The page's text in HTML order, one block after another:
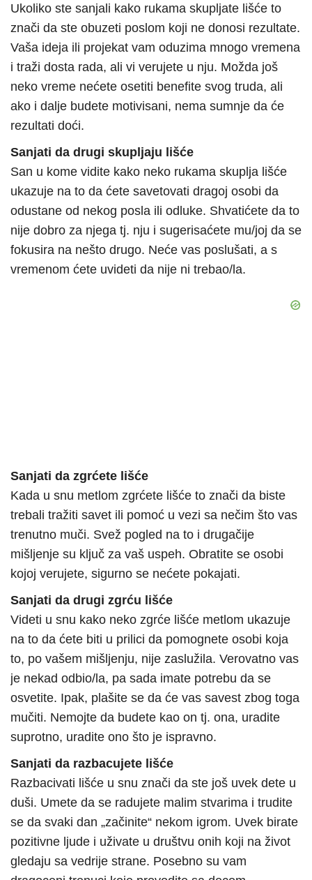
Ukoliko ste sanjali kako rukama skupljate lišće to
znači da ste obuzeti poslom koji ne donosi rezultate.
Vaša ideja ili projekat vam oduzima mnogo vremena
i traži dosta rada, ali vi verujete u nju. Možda još
neko vreme nećete osetiti benefite svog truda, ali
ako i dalje budete motivisani, nema sumnje da će
rezultati doći.
Sanjati da drugi skupljaju lišće
San u kome vidite kako neko rukama skuplja lišće
ukazuje na to da ćete savetovati dragoj osobi da
odustane od nekog posla ili odluke. Shvatićete da to
nije dobro za njega tj. nju i sugerisaćete mu/joj da se
fokusira na nešto drugo. Neće vas poslušati, a s
vremenom ćete uvideti da nije ni trebao/la.
Sanjati da zgrćete lišće
Kada u snu metlom zgrćete lišće to znači da biste
trebali tražiti savet ili pomoć u vezi sa nečim što vas
trenutno muči. Svež pogled na to i drugačije
mišljenje su ključ za vaš uspeh. Obratite se osobi
kojoj verujete, sigurno se nećete pokajati.
Sanjati da drugi zgrću lišće
Videti u snu kako neko zgrće lišće metlom ukazuje
na to da ćete biti u prilici da pomognete osobi koja
to, po vašem mišljenju, nije zaslužila. Verovatno vas
je nekad odbio/la, pa sada imate potrebu da se
osvetite. Ipak, plašite se da će vas savest zbog toga
mučiti. Nemojte da budete kao on tj. ona, uradite
suprotno, uradite ono što je ispravno.
Sanjati da razbacujete lišće
Razbacivati lišće u snu znači da ste još uvek dete u
duši. Umete da se radujete malim stvarima i trudite
se da svaki dan „začinite“ nekom igrom. Uvek birate
pozitivne ljude i uživate u društvu onih koji na život
gledaju sa vedrije strane. Posebno su vam